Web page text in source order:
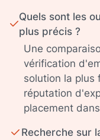
Quels sont les
plus précis ?
Une
vérification
solution la plus
réputation
placement
Recherche sur